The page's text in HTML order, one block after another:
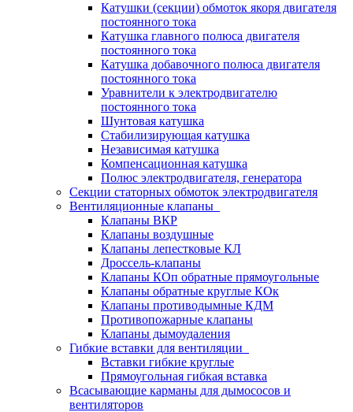
Катушки (секции) обмоток якоря двигателя
постоянного тока
Катушка главного полюса двигателя
постоянного тока
Катушка добавочного полюса двигателя
постоянного тока
Уравнители к электродвигателю
постоянного тока
Шунтовая катушка
Стабилизирующая катушка
Независимая катушка
Компенсационная катушка
Полюс электродвигателя, генератора
Секции статорных обмоток электродвигателя
Вентиляционные клапаны
Клапаны ВКР
Клапаны воздушные
Клапаны лепестковые КЛ
Дроссель-клапаны
Клапаны КОп обратные прямоугольные
Клапаны обратные круглые КОк
Клапаны противодымные КДМ
Противопожарные клапаны
Клапаны дымоудаления
Гибкие вставки для вентиляции
Вставки гибкие круглые
Прямоугольная гибкая вставка
Всасывающие карманы для дымососов и
вентиляторов